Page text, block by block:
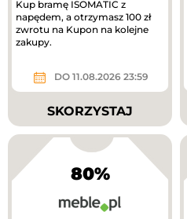
Kup bramę ISOMATIC z
napędem, a otrzymasz 100 zł
zwrotu na Kupon na kolejne
zakupy.
DO 11.08.2026 23:59
SKORZYSTAJ
80%